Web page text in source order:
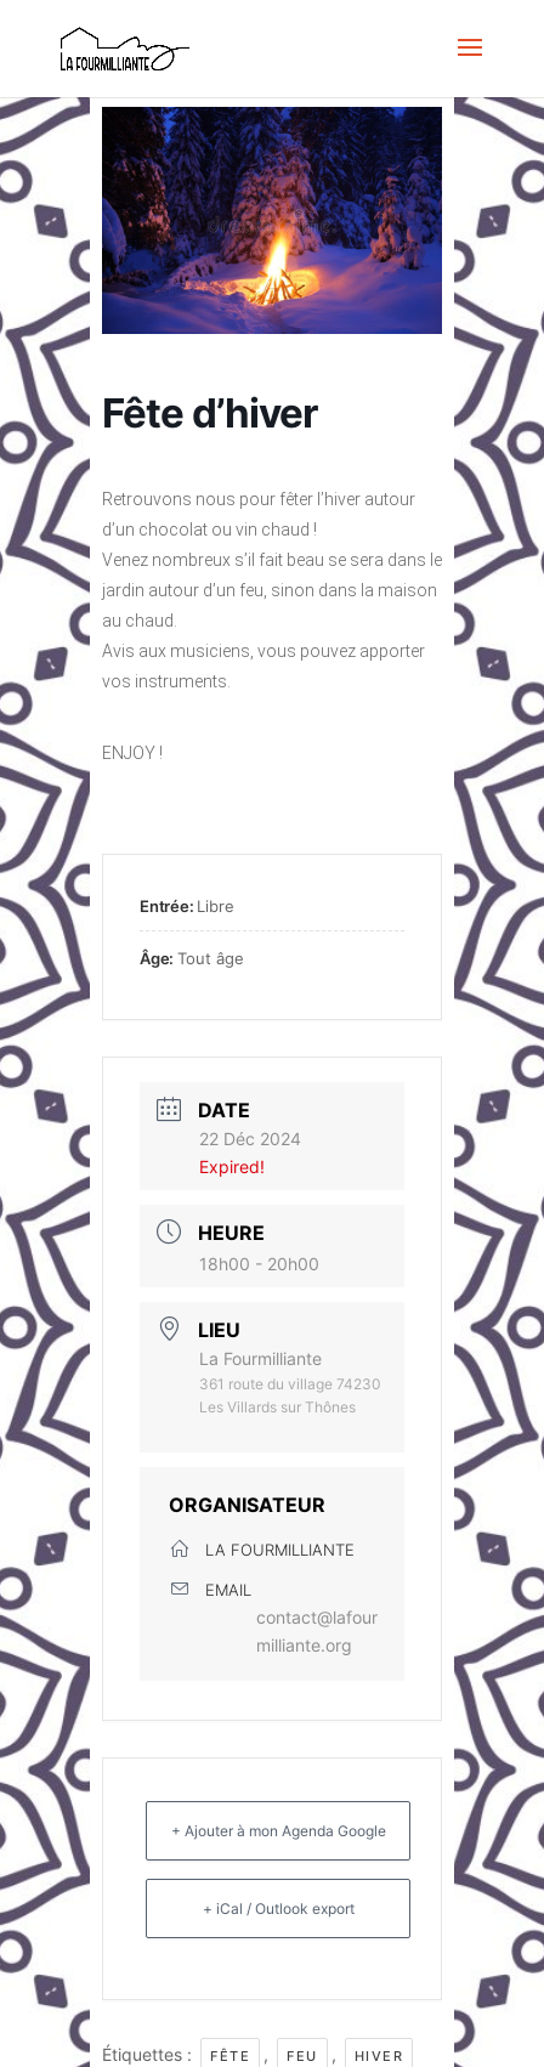
Fête d’hiver
Retrouvons nous pour fêter l’hiver autour
d’un chocolat ou vin chaud !
Venez nombreux s’il fait beau se sera dans le
jardin autour d’un feu, sinon dans la maison
au chaud.
Avis aux musiciens, vous pouvez apporter
vos instruments.
ENJOY !
Entrée: Libre
Âge: Tout âge
DATE
22 Déc 2024
Expired!
HEURE
18h00 - 20h00
LIEU
La Fourmilliante
361 route du village 74230
Les Villards sur Thônes
ORGANISATEUR
LA FOURMILLIANTE
EMAIL
contact@lafour
milliante.org
+ Ajouter à mon Agenda Google
+ iCal / Outlook export
Étiquettes : FÊTE , FEU , HIVER